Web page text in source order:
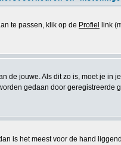
te passen, klik op de Profiel
link
jouwe. Als dit zo is, moet je
gedaan door geregistreerde
is het meest voor de hand